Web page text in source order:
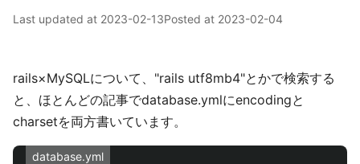
Last updated at 2023-02-13Posted at 2023-02-04
rails×MySQLについて、"rails utf8mb4"とかで検索する
と、ほとんどの記事でdatabase.ymlにencodingと
charsetを両方書いています。
database.yml